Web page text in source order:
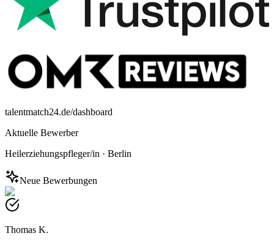
talentmatch24.de/dashboard
Aktuelle Bewerber
Heilerziehungspfleger/in · Berlin
Neue Bewerbungen
Thomas K.